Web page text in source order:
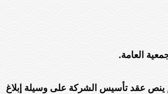
العامة.
ينص عقد تأسيس الشركة على وسيلة إبلاغ